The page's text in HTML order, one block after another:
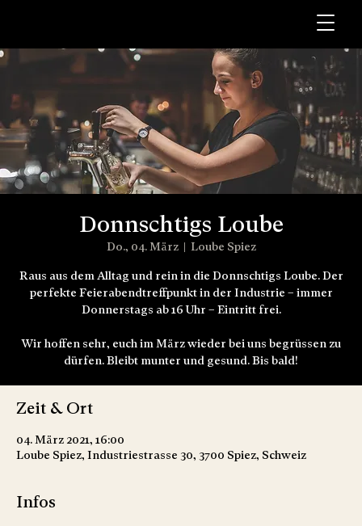
Donnschtigs Loube
Do., 04. März
  |
Loube Spiez
Raus aus dem Alltag und rein in die Donnschtigs Loube. Der
perfekte Feierabendtreffpunkt in der Industrie – immer
Donnerstags ab 16 Uhr – Eintritt frei.
Wir hoffen sehr, euch im März wieder bei uns begrüssen zu
dürfen. Bleibt munter und gesund. Bis bald!
Zeit & Ort
04. März 2021, 16:00
Loube Spiez, Industriestrasse 30, 3700 Spiez, Schweiz
Infos